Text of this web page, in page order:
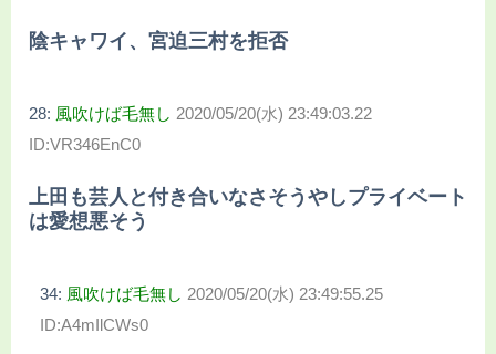
陰キャワイ、宮迫三村を拒否
28: 風吹けば毛無し 2020/05/20(水) 23:49:03.22
ID:VR346EnC0
上田も芸人と付き合いなさそうやしプライベート
は愛想悪そう
34: 風吹けば毛無し 2020/05/20(水) 23:49:55.25
ID:A4mIlCWs0